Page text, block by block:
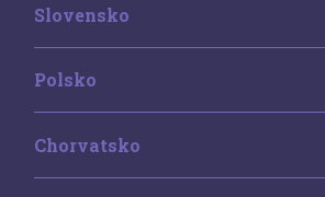
Slovensko
Polsko
Chorvatsko